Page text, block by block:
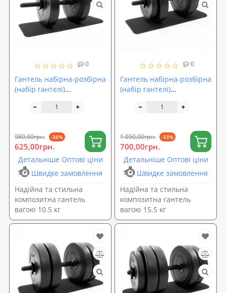
0
Гантель набірна-розбірна
(набір гантелі)
1шт 10.5 кг (OF-0147)
980,00грн. -36%
625,00грн.
Детальніше Оптові ціни
Швидке замовлення
Надійна та стильна
композитна гантель
вагою 10.5 кг
0
Гантель набірна-розбірна
(набір гантелі)
1шт 15.5 кг (OF-0148)
1 050,00грн. -33%
700,00грн.
Детальніше Оптові ціни
Швидке замовлення
Надійна та стильна
композитна гантель
вагою 15.5 кг